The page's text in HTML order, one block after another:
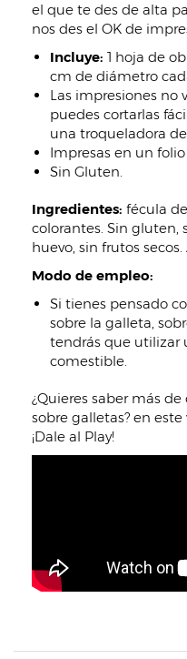
el que te des de alta
nos des el OK de
Incluye: 1 hoja de
cm de diámetro
Las impresiones no
puedes cortarlas
una troqueladora
Impresas en un
Sin Gluten.
Ingredientes: fécula
colorantes. Sin gluten,
huevo, sin frutos
Modo de empleo:
Si tienes pensado
sobre la galleta,
tendrás que utilizar
comestible.
¿Quieres saber más
sobre galletas? en
¡Dale al Play!